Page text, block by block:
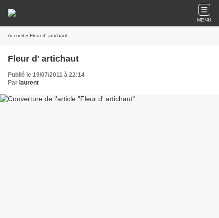
MENU
Accueil » Fleur d' artichaut
Fleur d' artichaut
Publié le 19/07/2011 à 22:14
Par laurent